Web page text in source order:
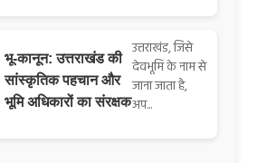
भू-कानून: उत्तराखंड की
सांस्कृतिक पहचान और
भूमि अधिकारों का संरक्षक
उत्तराखंड, जिसे
देवभूमि के नाम से
जाना जाता है,
अप...